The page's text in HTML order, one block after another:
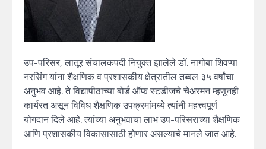
उप-परिसर, लातूर संचालकपदी नियुक्त झालेले डॉ. नागोबा शिवप्पा
नरसिंग यांना शैक्षणिक व प्रशासकीय क्षेत्रातील तब्बल ३५ वर्षांचा
अनुभव आहे. ते विद्यापीठाच्या बोर्ड ऑफ स्टडीजचे चेअरमन म्हणूनही
कार्यरत असून विविध शैक्षणिक उपक्रमांमध्ये त्यांनी महत्त्वपूर्ण
योगदान दिले आहे. त्यांच्या अनुभवाचा लाभ उप-परिसराच्या शैक्षणिक
आणि प्रशासकीय विकासासाठी होणार असल्याचे मानले जात आहे.